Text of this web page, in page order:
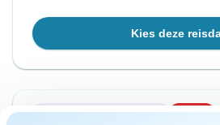
Kies deze
Directe bevestiging -50%